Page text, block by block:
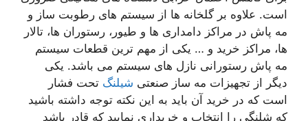
است. علاوه بر گلخانه ها از سیستم های رطوبت ساز و
مه پاش در مراکز دامداری ها و طیور، رستوران ها، تالار
ها، مراکز خرید و … یکی از مهم ترین قطعات سیستم
مه پاش رستورانی نازل های سیستم می باشد. یکی
دیگر از تجهیزات مه ساز صنعتیشیلنگتحت فشار
است که در خرید آن باید به این نکته توجه داشته باشید
که شلنگی را انتخاب و خریداری نمایید که قادر باشد